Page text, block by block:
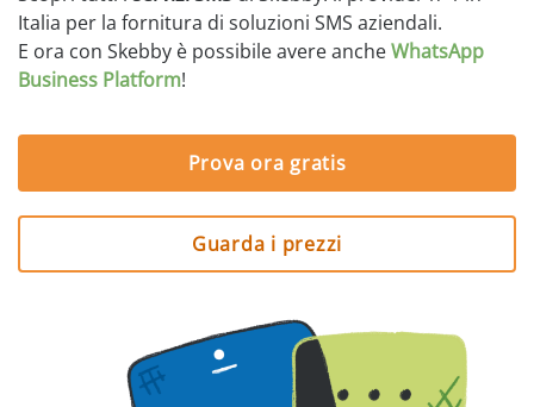
Italia per la fornitura di soluzioni SMS aziendali.
E ora con Skebby è possibile avere ancheWhatsApp
Business Platform!
Prova ora gratis
Guarda i prezzi